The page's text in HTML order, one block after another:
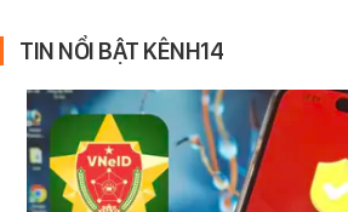
TIN NỔI BẬT KÊNH14